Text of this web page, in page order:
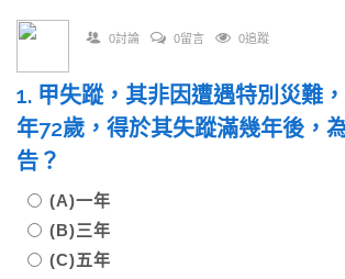
0討論 0留言 0追蹤
1. 甲失蹤，其非因遭遇特別災難
年72歲，得於其失蹤滿幾年後，
告？
(A)一年
(B)三年
(C)五年